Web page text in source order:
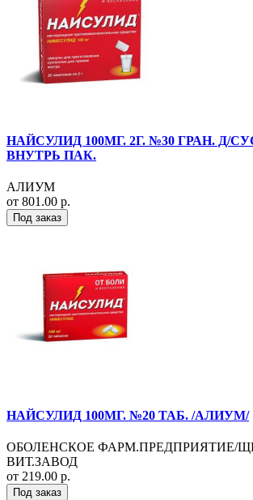
НАЙСУЛИД 100МГ. 2Г. №30 ГРАН. Д/
ВНУТРЬ ПАК.
АЛИУМ
от 801.00 р.
Под заказ
НАЙСУЛИД 100МГ. №20 ТАБ. /АЛИУМ/
ОБОЛЕНСКОЕ ФАРМ.ПРЕДПРИЯТИЕ/
ВИТ.ЗАВОД
от 219.00 р.
Под заказ